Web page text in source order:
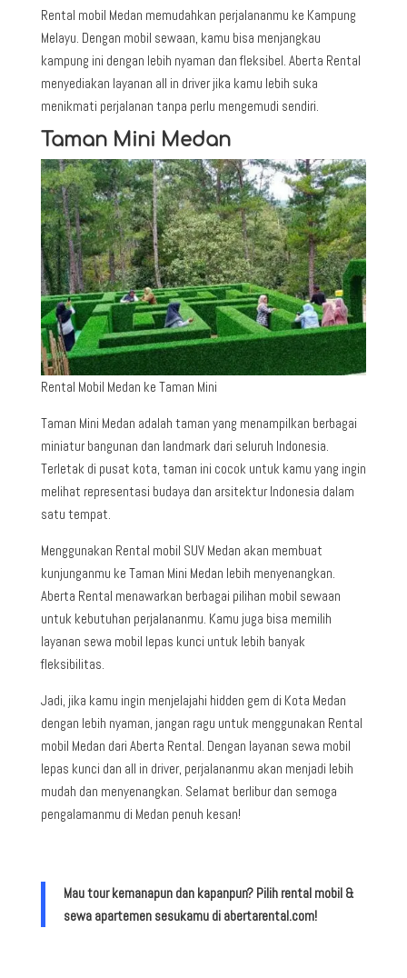
Rental mobil Medan memudahkan perjalananmu ke Kampung
Melayu. Dengan mobil sewaan, kamu bisa menjangkau
kampung ini dengan lebih nyaman dan fleksibel. Aberta Rental
menyediakan layanan all in driver jika kamu lebih suka
menikmati perjalanan tanpa perlu mengemudi sendiri.
Taman Mini Medan
Rental Mobil Medan ke Taman Mini
Taman Mini Medan adalah taman yang menampilkan berbagai
miniatur bangunan dan landmark dari seluruh Indonesia.
Terletak di pusat kota, taman ini cocok untuk kamu yang ingin
melihat representasi budaya dan arsitektur Indonesia dalam
satu tempat.
Menggunakan Rental mobil SUV Medan akan membuat
kunjunganmu ke Taman Mini Medan lebih menyenangkan.
Aberta Rental menawarkan berbagai pilihan mobil sewaan
untuk kebutuhan perjalananmu. Kamu juga bisa memilih
layanan sewa mobil lepas kunci untuk lebih banyak
fleksibilitas.
Jadi, jika kamu ingin menjelajahi hidden gem di Kota Medan
dengan lebih nyaman, jangan ragu untuk menggunakan Rental
mobil Medan dari Aberta Rental. Dengan layanan sewa mobil
lepas kunci dan all in driver, perjalananmu akan menjadi lebih
mudah dan menyenangkan. Selamat berlibur dan semoga
pengalamanmu di Medan penuh kesan!
Mau tour kemanapun dan kapanpun? Pilih rental mobil &
sewa apartemen sesukamu di abertarental.com!